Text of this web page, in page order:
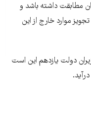
مطابقت داشته باشد و
موارد خارج از این
دولت یازدهم این است